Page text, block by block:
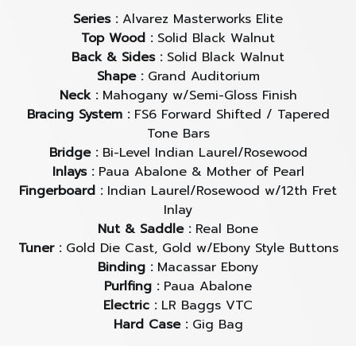
ไม่ขัดตา จากไม้ Ebony ที่สีเข้มเข้ากัน และช่วยให้คนเล่นสบาย
แขน และทำให้กีตาร์มีรูปทรงที่ให้อารมณ์แบบ Modern Guitar
► หัวใจที่สำคัญของกีตาร์ Masterworks Elite ก็คือ
โครงสร้าง Bracing แบบใหม่ที่ชื่อว่า FS6 หรือ Forward
Shifted / Tapered Tone Bars ซึ่งทาง Alvarez ได้
ออกแบบและทดลองจนได้ผลที่ต้องการ ซึ่งช่วยให้เสียงย่านต่ำ
นั้น อวบอิ่ม ละมุนกว่าเดิม และได้วอลลุ่ม หรือ ความกังวาลที่ดี
กว่าเดิมมากๆ
► Signature ของกีตาร์ Alvarez ทุกๆ รุ่นคือ Bi-Level
Bridge และ Head Stock หรือหัวกีตาร์ ที่ทำมุมหักองศา
มากกว่าปกติ ช่วยให้สายกีตาร์นั้นมีความตึงที่เหมาะสม และ
ช่วยให้เสียงโดยรวมนั้น คมชัดมากกว่าปกติ และตอบสนองต่อ
น้ำหนักการเล่นได้ดีขึ้น
► และกีตาร์ใน Series Masterworks Elite นี้ ยังมาพร้อมกับ
Pickup LR Baggs Element VTC ที่ให้เสียงที่พุ่งชัด แข็ง
แรง และเป็นแบรนด์ที่ได้มารตฐานระดับโลก ช่วยให้งาน Live
ง่ายขึ้นและได้คุณภาพที่มากขึ้นอีกด้วย
Series : Alvarez Masterworks Elite
Top Wood : Solid Black Walnut
Back & Sides : Solid Black Walnut
Shape : Grand Auditorium
Neck : Mahogany w/Semi-Gloss Finish
Bracing System : FS6 Forward Shifted / Tapered
Tone Bars
Bridge : Bi-Level Indian Laurel/Rosewood
Inlays : Paua Abalone & Mother of Pearl
Fingerboard : Indian Laurel/Rosewood w/12th Fret
Inlay
Nut & Saddle : Real Bone
Tuner : Gold Die Cast, Gold w/Ebony Style Buttons
Binding : Macassar Ebony
Purlfing : Paua Abalone
Electric : LR Baggs VTC
Hard Case : Gig Bag